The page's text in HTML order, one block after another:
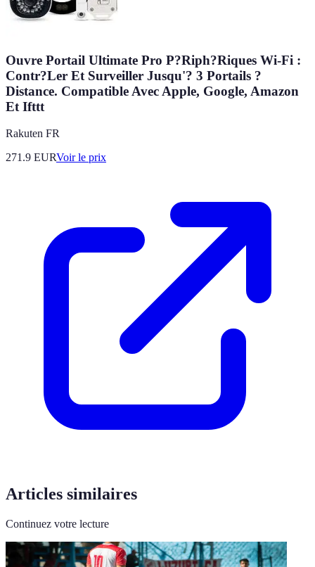
Ouvre Portail Ultimate Pro P?Riph?Riques Wi-Fi :
Contr?Ler Et Surveiller Jusqu'? 3 Portails ?
Distance. Compatible Avec Apple, Google, Amazon
Et Ifttt
Rakuten FR
271.9 EURVoir le prix
Articles similaires
Continuez votre lecture